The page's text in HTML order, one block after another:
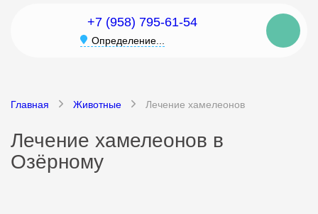
+7 (958) 795-61-54
Определение...
Главная Животные Лечение хамелеонов
Лечение хамелеонов в
Озёрному